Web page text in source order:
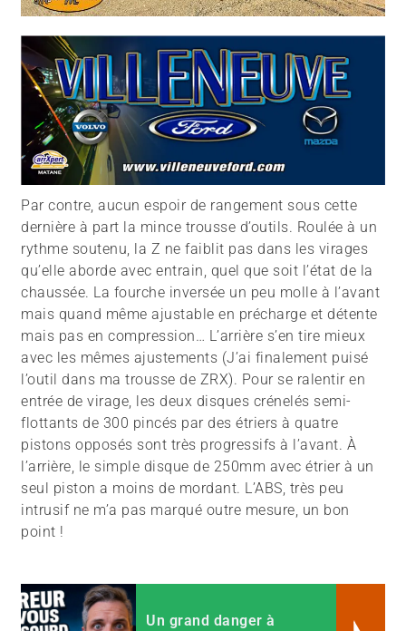
Par contre, aucun espoir de rangement sous cette
dernière à part la mince trousse d’outils. Roulée à un
rythme soutenu, la Z ne faiblit pas dans les virages
qu’elle aborde avec entrain, quel que soit l’état de la
chaussée. La fourche inversée un peu molle à l’avant
mais quand même ajustable en précharge et détente
mais pas en compression… L’arrière s’en tire mieux
avec les mêmes ajustements (J’ai finalement puisé
l’outil dans ma trousse de ZRX). Pour se ralentir en
entrée de virage, les deux disques crénelés semi-
flottants de 300 pincés par des étriers à quatre
pistons opposés sont très progressifs à l’avant. À
l’arrière, le simple disque de 250mm avec étrier à un
seul piston a moins de mordant. L’ABS, très peu
intrusif ne m’a pas marqué outre mesure, un bon
point !
Un grand danger à